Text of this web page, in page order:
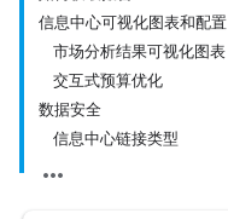
信息中心可视化图表和配置
市场分析结果可视化图表
交互式预算优化
数据安全
信息中心链接类型